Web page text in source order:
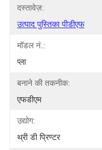
दस्तावेज़:
उत्पाद पुस्तिका पीडीएफ
मॉडल नं.:
प्ला
बनाने की तकनीक:
एफडीएम
उद्योग:
थ्री डी प्रिण्टर